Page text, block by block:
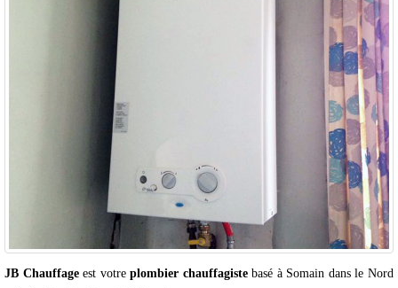
JB Chauffageest votreplombier chauffagistebasé à Somain dans le Nord